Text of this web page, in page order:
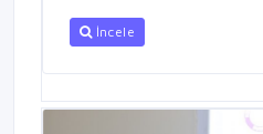
İncele